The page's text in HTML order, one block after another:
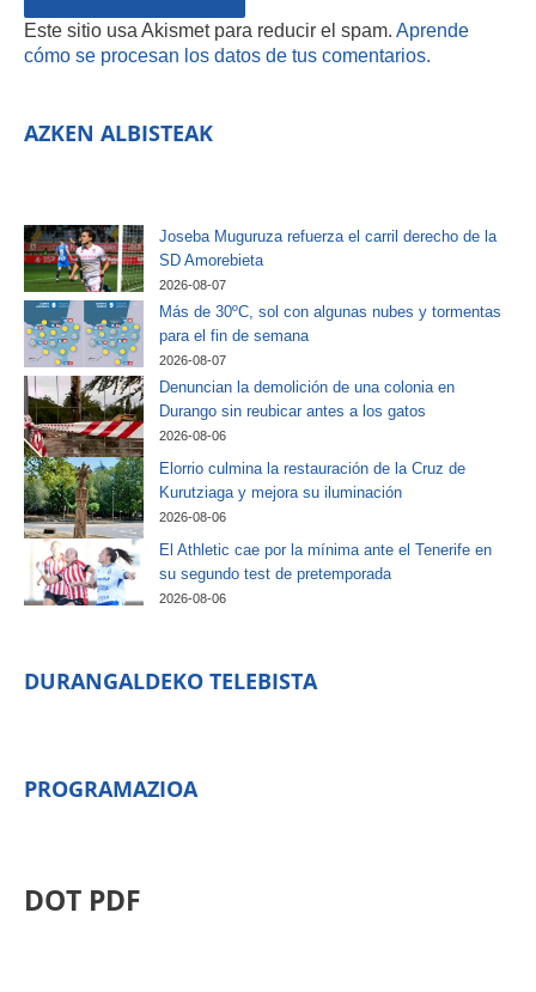
Este sitio usa Akismet para reducir el spam. Aprende
cómo se procesan los datos de tus comentarios.
AZKEN ALBISTEAK
Joseba Muguruza refuerza el carril derecho de la
SD Amorebieta
2026-08-07
Más de 30ºC, sol con algunas nubes y tormentas
para el fin de semana
2026-08-07
Denuncian la demolición de una colonia en
Durango sin reubicar antes a los gatos
2026-08-06
Elorrio culmina la restauración de la Cruz de
Kurutziaga y mejora su iluminación
2026-08-06
El Athletic cae por la mínima ante el Tenerife en
su segundo test de pretemporada
2026-08-06
DURANGALDEKO TELEBISTA
PROGRAMAZIOA
DOT PDF